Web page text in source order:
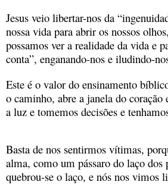
Jesus veio libertar-nos da
nossa vida para abrir os nossos
possamos ver a realidade da vida e
conta”, enganando-nos e iludindo-
Este é o valor do ensinamento
o caminho, abre a janela do coração
a luz e tomemos decisões e
Basta de nos sentirmos vítimas,
alma, como um pássaro do laço dos
quebrou-se o laço, e nós nos vimos